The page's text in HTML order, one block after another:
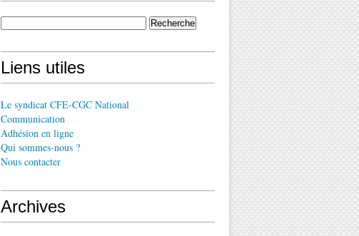
Liens utiles
Le syndicat CFE-CGC National
Communication
Adhésion en ligne
Qui sommes-nous ?
Nous contacter
Archives